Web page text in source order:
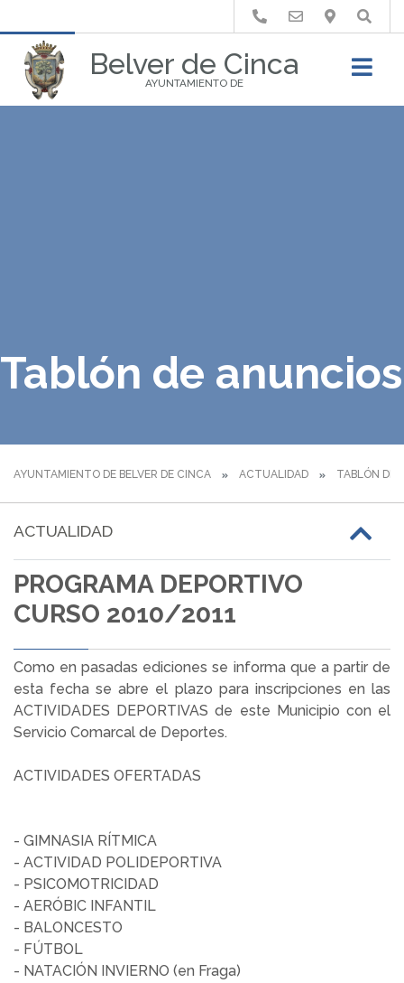
Belver de Cinca
AYUNTAMIENTO DE
Buscar
Tablón de anuncios
AYUNTAMIENTO DE BELVER DE CINCA ACTUALIDAD TABLÓN DE
ACTUALIDAD
PROGRAMA DEPORTIVO
CURSO 2010/2011
Como en pasadas ediciones se informa que a partir de
esta fecha se abre el plazo para inscripciones en las
ACTIVIDADES DEPORTIVAS de este Municipio con el
Servicio Comarcal de Deportes.
ACTIVIDADES OFERTADAS
- GIMNASIA RÍTMICA
- ACTIVIDAD POLIDEPORTIVA
- PSICOMOTRICIDAD
- AERÓBIC INFANTIL
- BALONCESTO
- FÚTBOL
- NATACIÓN INVIERNO (en Fraga)